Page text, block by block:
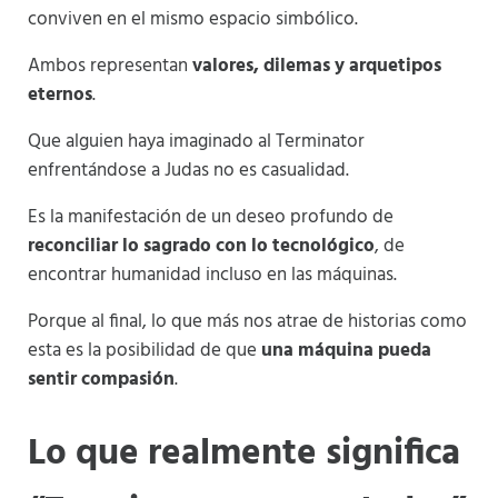
conviven en el mismo espacio simbólico.
Ambos representanvalores, dilemas y arquetipos
eternos.
Que alguien haya imaginado al Terminator
enfrentándose a Judas no es casualidad.
Es la manifestación de un deseo profundo de
reconciliar lo sagrado con lo tecnológico, de
encontrar humanidad incluso en las máquinas.
Porque al final, lo que más nos atrae de historias como
esta es la posibilidad de que una máquina pueda
sentir compasión.
Lo que realmente significa